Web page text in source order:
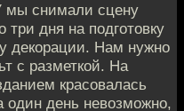
мы снимали сцену
дня на подготовку
декорации. Нам нужно
с разметкой. На
красовалась
один день невозможно,